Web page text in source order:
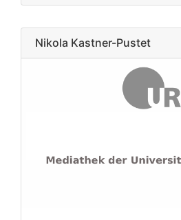
Nikola Kastner-Pustet